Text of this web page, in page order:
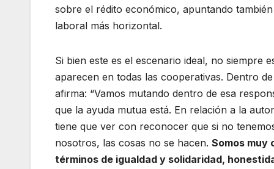
sobre el rédito económico, apuntando
laboral más horizontal.
Si bien este es el escenario ideal, no siempre
aparecen en todas las cooperativas. Dentro
afirma: “Vamos mutando dentro de esa
que la ayuda mutua está. En relación a la
tiene que ver con reconocer que si no
nosotros, las cosas no se hacen. Somos muy
términos de igualdad y solidaridad,